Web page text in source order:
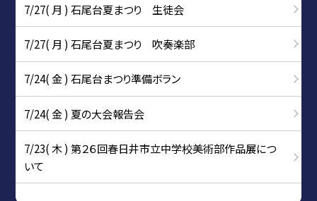
7/27( 月 ) 石尾台夏まつり 生徒会
7/27( 月 ) 石尾台夏まつり 吹奏楽部
7/24( 金 ) 石尾台まつり準備ボラン
7/24( 金 ) 夏の大会報告会
7/23( 木 ) 第２６回春日井市立中学校美術部作品展につ
いて